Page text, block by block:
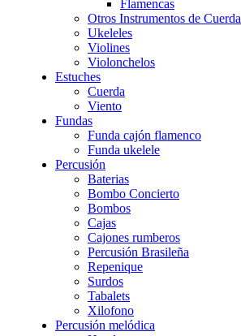
Flamencas
Otros Instrumentos de Cuerda
Ukeleles
Violines
Violonchelos
Estuches
Cuerda
Viento
Fundas
Funda cajón flamenco
Funda ukelele
Percusión
Baterias
Bombo Concierto
Bombos
Cajas
Cajones rumberos
Percusión Brasileña
Repenique
Surdos
Tabalets
Xilofono
Percusión melódica